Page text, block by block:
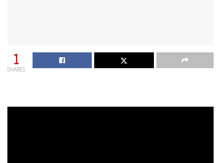
1
SHARES